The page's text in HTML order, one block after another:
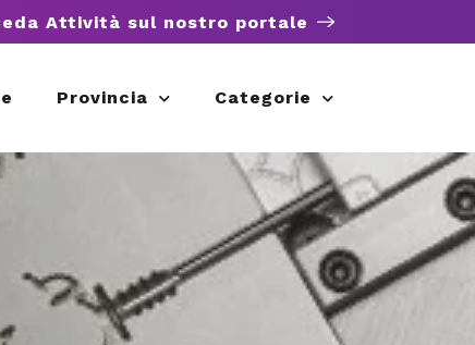
Attività sul nostro portale
Provincia Categorie